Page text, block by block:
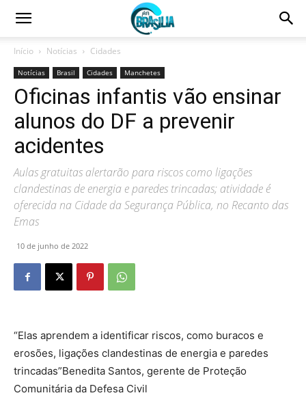
Início Notícias Cidades
Notícias Brasil Cidades Manchetes
Oficinas infantis vão ensinar
alunos do DF a prevenir
acidentes
Aulas gratuitas alertarão para riscos como ligações
clandestinas de energia e paredes trincadas; atividade é
oferecida na Cidade da Segurança Pública, no Recanto das
Emas
10 de junho de 2022
“Elas aprendem a identificar riscos, como buracos e
erosões, ligações clandestinas de energia e paredes
trincadas”Benedita Santos, gerente de Proteção
Comunitária da Defesa Civil